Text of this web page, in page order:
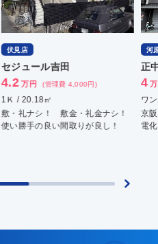
伏見店
セジュール吉田
4.2 万円 (管理費 4,000円)
1Ｋ / 20.18㎡
敷・礼ナシ！ 敷金・礼金ナシ！
使い勝手の良い間取りが良し！
河
正
4
ワ
京
電